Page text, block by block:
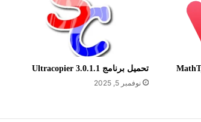
تحميل برنامج Ultracopier 3.0.1.1
نوفمبر 5, 2025